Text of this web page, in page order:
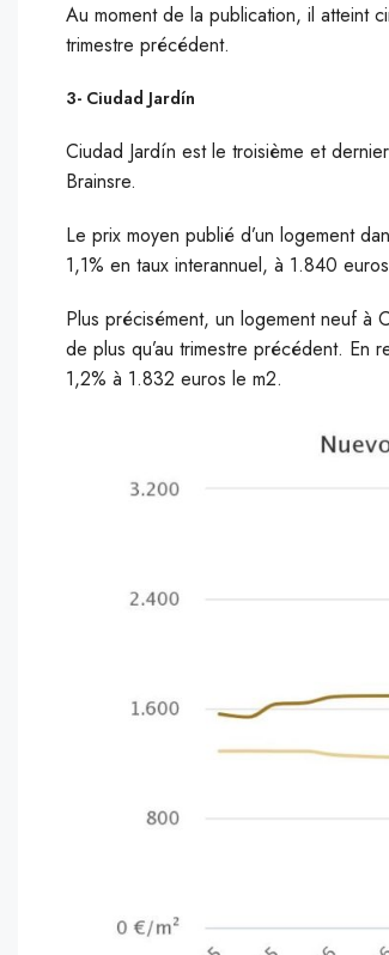
Au moment de la publication, il atteint
trimestre précédent.
3- Ciudad Jardín
Ciudad Jardín est le troisième et
Brainsre.
Le prix moyen publié d’un logement
1,1% en taux interannuel, à 1.840
Plus précisément, un logement neuf à
de plus qu’au trimestre précédent. En
1,2% à 1.832 euros le m2.